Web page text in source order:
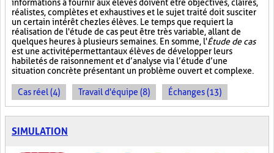
informations à fournir aux élèves doivent être objectives, claires,
réalistes, complètes et exhaustives et le sujet traité doit susciter
un certain intérêt chez les élèves. Le temps que requiert la
réalisation de l'étude de cas peut être très variable, allant de
quelques heures à plusieurs semaines. En somme, l'Étude de cas
est une activité permettant aux élèves de développer leurs
habiletés de raisonnement et d’analyse via l’étude d’une
situation concrète présentant un problème ouvert et complexe.
Cas réel (4) Travail d'équipe (8) Échanges (13)
SIMULATION